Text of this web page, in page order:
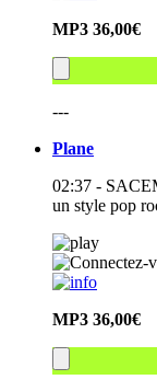
MP3 36,00€
---
Plane
02:37 -
un style pop
MP3 36,00€